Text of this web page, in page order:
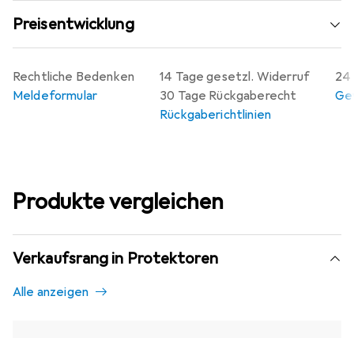
Preisentwicklung
14 Tage gesetzl. Widerruf
30 Tage Rückgaberecht
Rückgaberichtlinien
24
Rechtliche Bedenken
Meldeformular
Produkte vergleichen
Verkaufsrang in Protektoren
Alle anzeigen